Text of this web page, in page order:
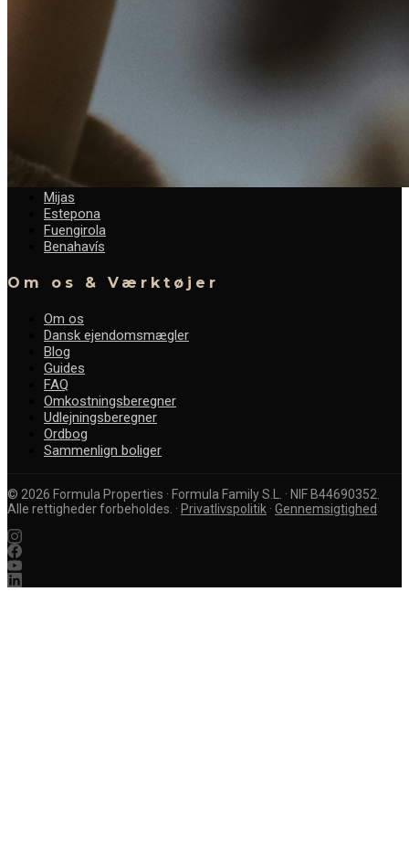
Køb med os
Sælg din bolig
Finansiering
Nybyg & Områder
Vores Favoritter
Områder
Marbella
Mijas
Estepona
Fuengirola
Benahavís
Om os & Værktøjer
Om os
Dansk ejendomsmægler
Blog
Guides
FAQ
Omkostningsberegner
Udlejningsberegner
Ordbog
Sammenlign boliger
© 2026 Formula Properties · Formula Family S.L. · NIF B44690352.
Alle rettigheder forbeholdes. · Privatlivspolitik · Gennemsigtighed